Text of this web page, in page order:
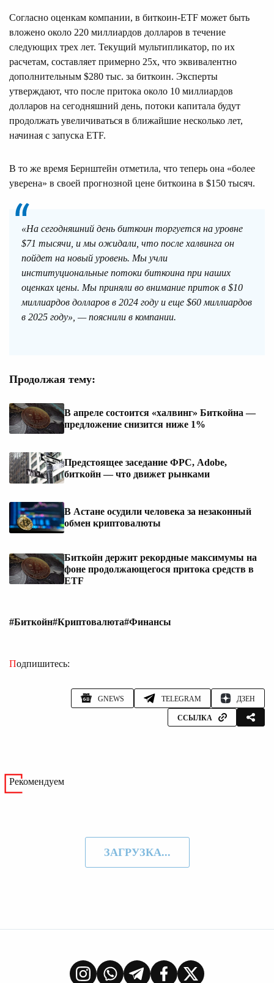
Согласно оценкам компании, в биткоин-ETF может быть
вложено около 220 миллиардов долларов в течение
следующих трех лет. Текущий мультипликатор, по их
расчетам, составляет примерно 25x, что эквивалентно
дополнительным $280 тыс. за биткоин. Эксперты
утверждают, что после притока около 10 миллиардов
долларов на сегодняшний день, потоки капитала будут
продолжать увеличиваться в ближайшие несколько лет,
начиная с запуска ETF.
В то же время Бернштейн отметила, что теперь она «более
уверена» в своей прогнозной цене биткоина в $150 тысяч.
«На сегодняшний день биткоин торгуется на уровне
$71 тысячи, и мы ожидали, что после халвинга он
пойдет на новый уровень. Мы учли
институциональные потоки биткоина при наших
оценках цены. Мы приняли во внимание приток в $10
миллиардов долларов в 2024 году и еще $60 миллиардов
в 2025 году», — пояснили в компании.
Продолжая тему:
В апреле состоится «халвинг» Биткойна —
предложение снизится ниже 1%
Предстоящее заседание ФРС, Adobe,
биткойн — что движет рынками
В Астане осудили человека за незаконный
обмен криптовалюты
Биткойн держит рекордные максимумы на
фоне продолжающегося притока средств в
ETF
#Биткойн#Криптовалюта#Финансы
Подпишитесь:
GNEWS TELEGRAM ДЗЕН
ССЫЛКА
Рекомендуем
ЗАГРУЗКА...